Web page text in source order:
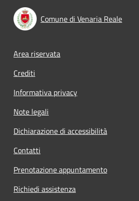
Comune di Venaria Reale
Footer menu
Area riservata
Crediti
Informativa privacy
Note legali
Dichiarazione di accessibilità
Contatti
Prenotazione appuntamento
Richiedi assistenza